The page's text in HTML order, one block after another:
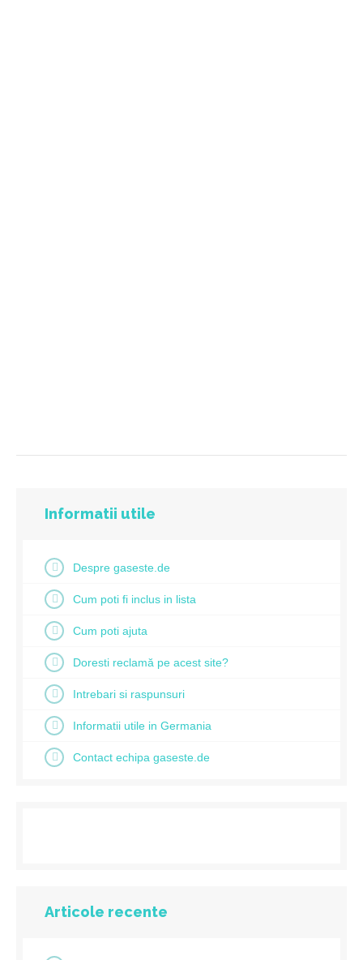
Informatii utile
Despre gaseste.de
Cum poti fi inclus in lista
Cum poti ajuta
Doresti reclamă pe acest site?
Intrebari si raspunsuri
Informatii utile in Germania
Contact echipa gaseste.de
Articole recente